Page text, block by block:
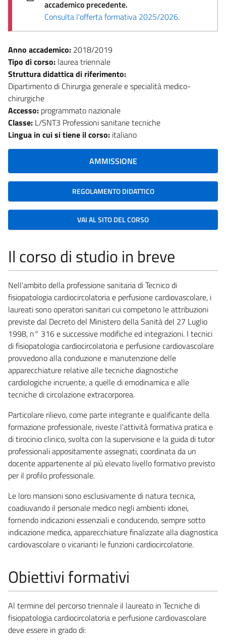
accademico precedente.
Consulta l'offerta formativa 2025/2026.
Anno accademico: 2018/2019
Tipo di corso: laurea triennale
Struttura didattica di riferimento:
Dipartimento di Chirurgia generale e specialità medico-
chirurgiche
Accesso: programmato nazionale
Classe: L/SNT3 Professioni sanitarie tecniche
Lingua in cui si tiene il corso: italiano
AMMISSIONE
REGOLAMENTO DIDATTICO
VAI AL SITO DEL CORSO
Il corso di studio in breve
Nell'ambito della professione sanitaria di Tecnico di
fisiopatologia cardiocircolatoria e perfusione cardiovascolare, i
laureati sono operatori sanitari cui competono le attribuzioni
previste dal Decreto del Ministero della Sanità del 27 Luglio
1998, n° 316 e successive modifiche ed integrazioni. I tecnici
di fisiopatologia cardiocircolatoria e perfusione cardiovascolare
provvedono alla conduzione e manutenzione delle
apparecchiature relative alle tecniche diagnostiche
cardiologiche incruente, a quelle di emodinamica e alle
tecniche di circolazione extracorporea.
Particolare rilievo, come parte integrante e qualificante della
formazione professionale, riveste l'attività formativa pratica e
di tirocinio clinico, svolta con la supervisione e la guida di tutor
professionali appositamente assegnati, coordinata da un
docente appartenente al più elevato livello formativo previsto
per il profilo professionale.
Le loro mansioni sono esclusivamente di natura tecnica,
coadiuvando il personale medico negli ambienti idonei,
fornendo indicazioni essenziali e conducendo, sempre sotto
indicazione medica, apparecchiature finalizzate alla diagnostica
cardiovascolare o vicarianti le funzioni cardiocircolatorie.
Obiettivi formativi
Al termine del percorso triennale il laureato in Tecniche di
fisiopatologia cardiocircolatoria e perfusione cardiovascolare
deve essere in grado di: